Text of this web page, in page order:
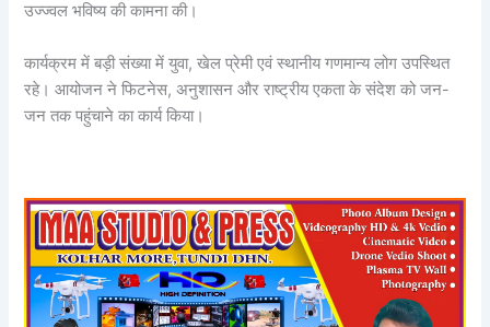
उज्ज्वल भविष्य की कामना की।
कार्यक्रम में बड़ी संख्या में युवा, खेल प्रेमी एवं स्थानीय गणमान्य लोग उपस्थित
रहे। आयोजन ने फिटनेस, अनुशासन और राष्ट्रीय एकता के संदेश को जन-
जन तक पहुंचाने का कार्य किया।